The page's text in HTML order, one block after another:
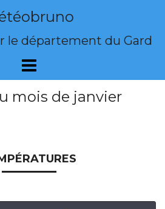
le département du Gard
mois de janvier